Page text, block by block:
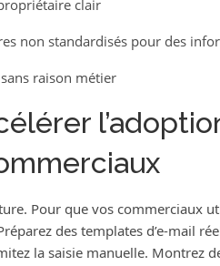
clair
non standardisés pour des
raison métier
Pour que vos commerciaux
des templates d’e‑mail
la saisie manuelle. Montrez